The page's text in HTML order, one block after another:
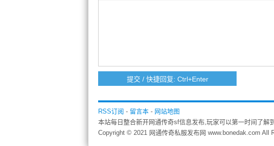
RSS订阅 - 留言本 - 网站地图
本站每日整合新开网通传奇sf信息发布,玩家可以第一时间了解
Copyright © 2021 网通传奇私服发布网 www.bonedak.com